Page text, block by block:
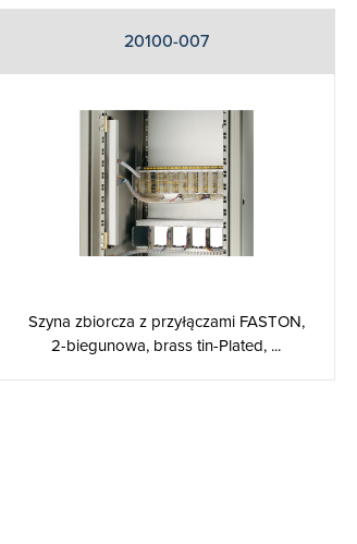
20100-007
Szyna zbiorcza z przyłączami FASTON,
2-biegunowa, brass tin-Plated, ...